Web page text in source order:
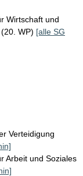
Wirtschaft und
WP) [alle SG
Verteidigung
Arbeit und Soziales